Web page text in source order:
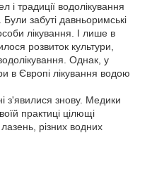
традиції водолікування
забуті давньоримські
лікування. І лише в
розвиток культури,
Однак, у
в Європі лікування водою
з'явилися знову. Медики
практиці цілющі
різних водних